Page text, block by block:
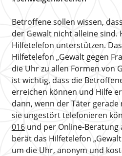
Betroffene sollen wissen,
der Gewalt nicht alleine sind.
Hilfetelefon unterstützen.
Hilfetelefon „Gewalt gegen
die Uhr zu allen Formen von
ist wichtig, dass die
erreichen können und Hilfe
dann, wenn der Täter gerade
sie ungestört telefonieren
016und per Online-Beratung
berät das Hilfetelefon
um die Uhr, anonym und